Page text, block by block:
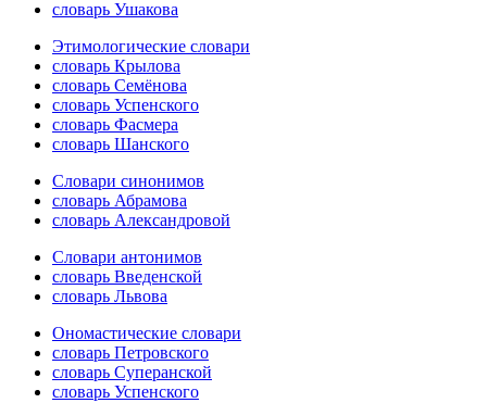
словарь Ушакова
Этимологические словари
словарь Крылова
словарь Семёнова
словарь Успенского
словарь Фасмера
словарь Шанского
Словари синонимов
словарь Абрамова
словарь Александровой
Словари антонимов
словарь Введенской
словарь Львова
Ономастические словари
словарь Петровского
словарь Суперанской
словарь Успенского